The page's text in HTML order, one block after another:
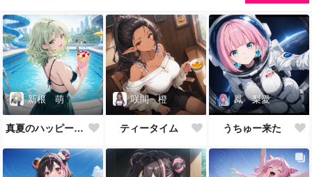
新根 萌
真夏のハッピーバースデイ
咲間 橙
ティータイム
鳳 梨愛
うちゅー来た